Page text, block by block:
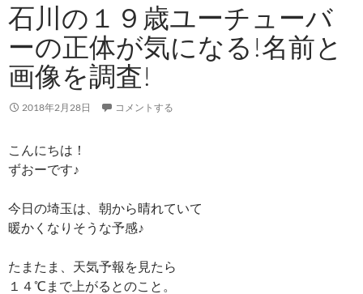
石川の１９歳ユーチューバ
ーの正体が気になる!名前と
画像を調査!
2018年2月28日 コメントする
こんにちは！
ずおーです♪
今日の埼玉は、朝から晴れていて
暖かくなりそうな予感♪
たまたま、天気予報を見たら
１４℃まで上がるとのこと。